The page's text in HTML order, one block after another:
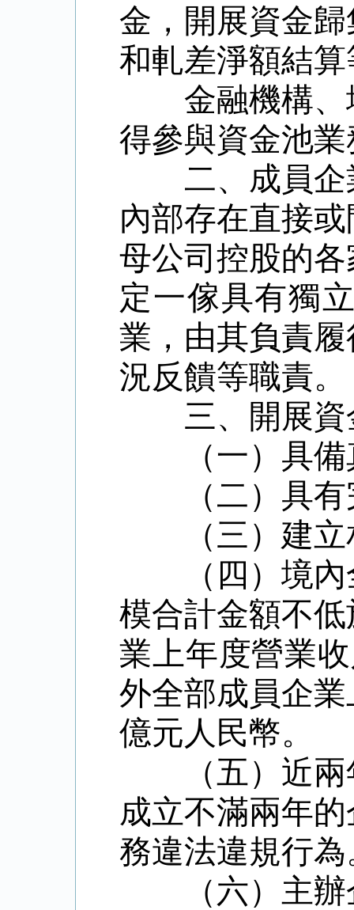
金，開展資金
和軋差淨額結
金融機構
得參與資金池
二、成員
內部存在直接
母公司控股的
定一傢具有獨
業，由其負責
況反饋等職責。
三、開展
（一）具
（二）具
（三）建
（四）境
模合計金額不
業上年度營業
外全部成員企
億元人民幣。
（五）近
成立不滿兩年
務違法違規行為
（六）主